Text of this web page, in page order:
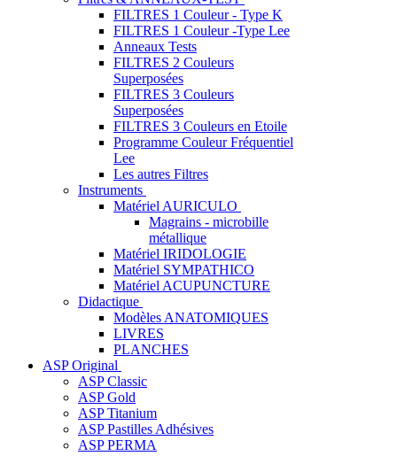
FILTRES 1 Couleur - Type K
FILTRES 1 Couleur -Type Lee
Anneaux Tests
FILTRES 2 Couleurs
Superposées
FILTRES 3 Couleurs
Superposées
FILTRES 3 Couleurs en Etoile
Programme Couleur Fréquentiel
Lee
Les autres Filtres
Instruments
Matériel AURICULO
Magrains - microbille
métallique
Matériel IRIDOLOGIE
Matériel SYMPATHICO
Matériel ACUPUNCTURE
Didactique
Modèles ANATOMIQUES
LIVRES
PLANCHES
ASP Original
ASP Classic
ASP Gold
ASP Titanium
ASP Pastilles Adhésives
ASP PERMA